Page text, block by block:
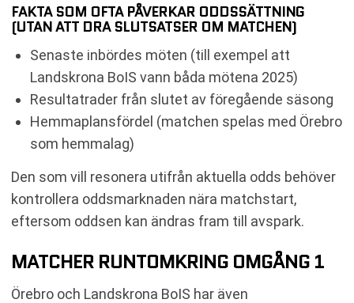
FAKTA SOM OFTA PÅVERKAR ODDSSÄTTNING
(UTAN ATT DRA SLUTSATSER OM MATCHEN)
Senaste inbördes möten (till exempel att
Landskrona BoIS vann båda mötena 2025)
Resultatrader från slutet av föregående säsong
Hemmaplansfördel (matchen spelas med Örebro
som hemmalag)
Den som vill resonera utifrån aktuella odds behöver
kontrollera oddsmarknaden nära matchstart,
eftersom oddsen kan ändras fram till avspark.
MATCHER RUNTOMKRING OMGÅNG 1
Örebro och Landskrona BoIS har även